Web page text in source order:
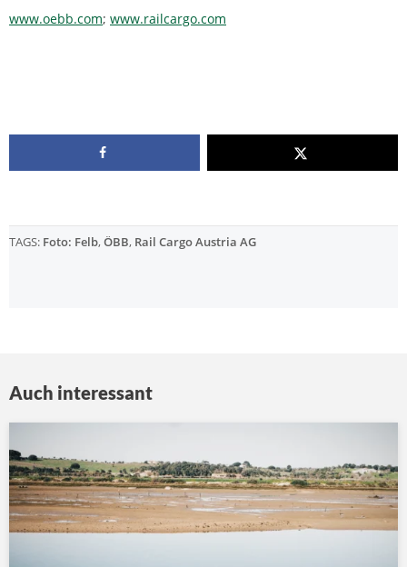
www.oebb.com; www.railcargo.com
TAGS: Foto: Felb,ÖBB, Rail Cargo Austria AG
Auch interessant